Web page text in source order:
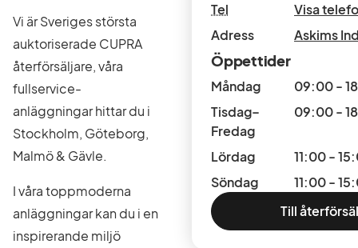
Vi är Sveriges största
auktoriserade CUPRA
återförsäljare, våra
fullservice-
anläggningar hittar du i
Stockholm, Göteborg,
Malmö & Gävle.
I våra toppmoderna
anläggningar kan du i en
inspirerande miljö
Tel
Visa
Adress
Askims
Öppettider
Måndag
09:00 -
Tisdag–
Fredag
09:00 -
Lördag
11:00 -
Söndag
11:00 -
Till